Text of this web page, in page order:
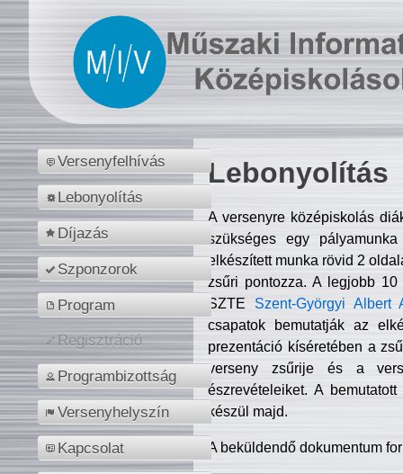
Versenyfelhívás
Lebonyolítás
Díjazás
Szponzorok
Program
Regisztráció
Programbizottság
Versenyhelyszín
Kapcsolat
Lebonyolítás
A versenyre középiskolás
szükséges egy
elkészített munka rövid 2
zsűri pontozza. A legjobb
SZTE Szent-Györgyi Albert
csapatok bemutatják az
prezentáció kíséretében a
verseny zsűrije és a
észrevételeiket. A
készül majd.
A beküldendő dokumentum